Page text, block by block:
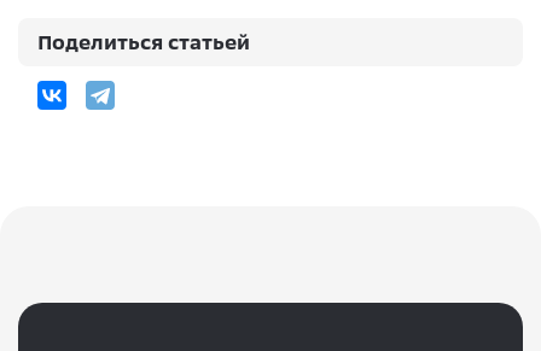
Поделиться статьей